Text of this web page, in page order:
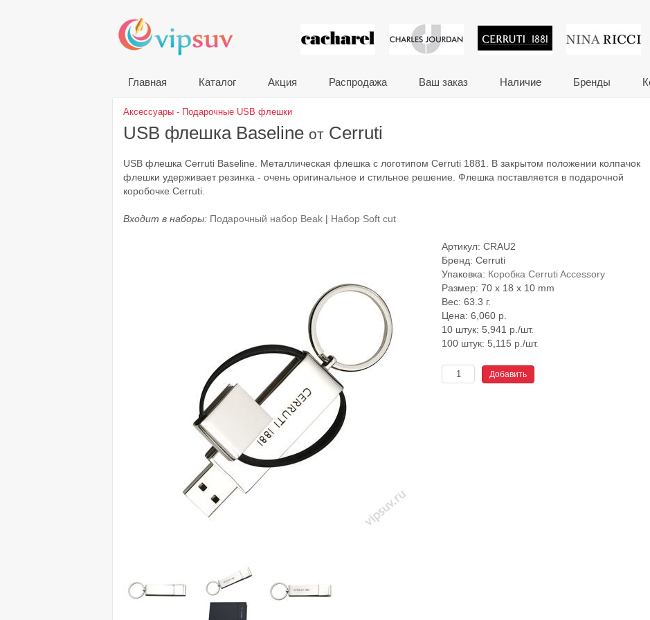
VIP сувениры и
Главная Каталог Акция Распродажа Ваш заказ Наличие Бренды
Аксессуары - Подарочные USB флешки
USB флешка Baseline от Cerruti
USB флешка Cerruti Baseline. Металлическая флешка с логотипом Cerruti 1881. В закрытом положении колпачок
флешки удерживает резинка - очень оригинальное и стильное решение. Флешка поставляется в подарочной
коробочке Cerruti.
Входит в наборы: Подарочный набор Beak Набор Soft cut
Артикул: CRAU2
Бренд: Cerruti
Упаковка: Коробка Cerruti Accessory
Размер: 70 x 18 x 10 mm
Вес: 63.3 г.
Цена: 6,060 р.
10 штук: 5,941 р./шт.
100 штук: 5,115 р./шт.